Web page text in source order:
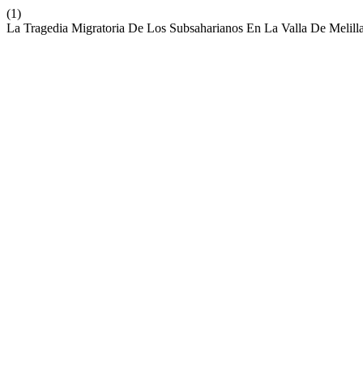
(1)
La Tragedia Migratoria De Los Subsaharianos En La Valla De